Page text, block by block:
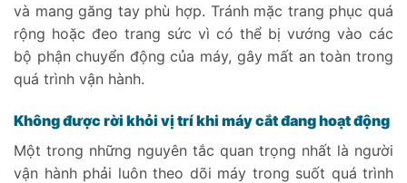
và mang găng tay phù hợp. Tránh mặc trang phục quá
rộng hoặc đeo trang sức vì có thể bị vướng vào các
bộ phận chuyển động của máy, gây mất an toàn trong
quá trình vận hành.
Không được rời khỏi vị trí khi máy cắt đang hoạt động
Một trong những nguyên tắc quan trọng nhất là người
vận hành phải luôn theo dõi máy trong suốt quá trình